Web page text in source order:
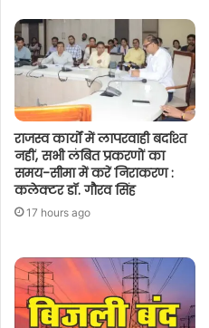
राजस्व कार्यों में लापरवाही बर्दाश्त
नहीं, सभी लंबित प्रकरणों का
समय-सीमा में करें निराकरण :
कलेक्टर डॉ. गौरव सिंह
17 hours ago